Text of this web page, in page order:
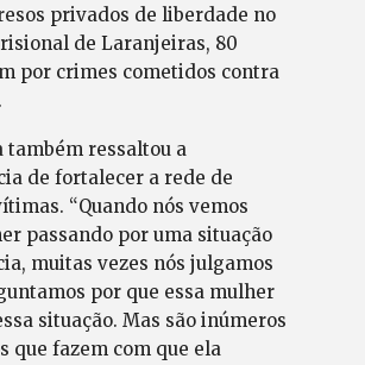
privados de liberdade no
de Laranjeiras, 80
por crimes cometidos contra
também ressaltou a
de fortalecer a rede de
“Quando nós vemos
passando por uma situação
muitas vezes nós julgamos
por que essa mulher
situação. Mas são inúmeros
que fazem com que ela